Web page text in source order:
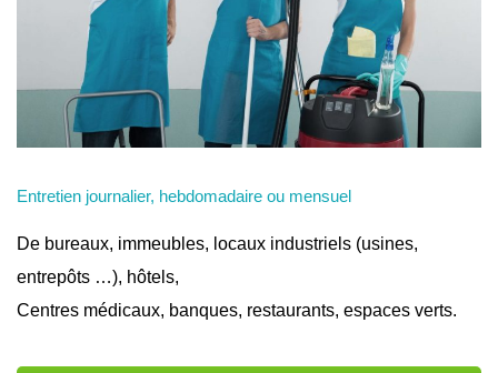
Entretien journalier, hebdomadaire ou mensuel
De bureaux, immeubles, locaux industriels (usines,
entrepôts …), hôtels,
Centres médicaux, banques, restaurants, espaces verts.